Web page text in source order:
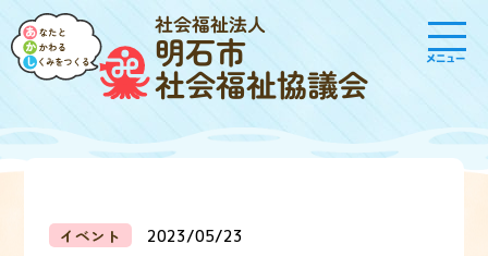
社会福祉法人
明石市
社会福祉協議会
メニュー
イベント 2023/05/23